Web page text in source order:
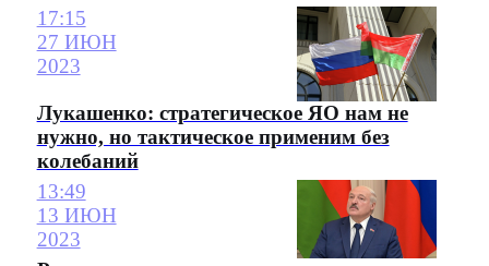
17:15
27 ИЮН
2023
Лукашенко: стратегическое ЯО нам не
нужно, но тактическое применим без
колебаний
13:49
13 ИЮН
2023